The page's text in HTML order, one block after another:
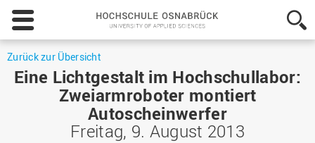
Hochschule
Osnabrück
-
of
Applied
Sciences
Zurück zur Übersicht
Eine Lichtgestalt im Hochschullabor:
Zweiarmroboter montiert
Autoscheinwerfer
Freitag, 9. August 2013